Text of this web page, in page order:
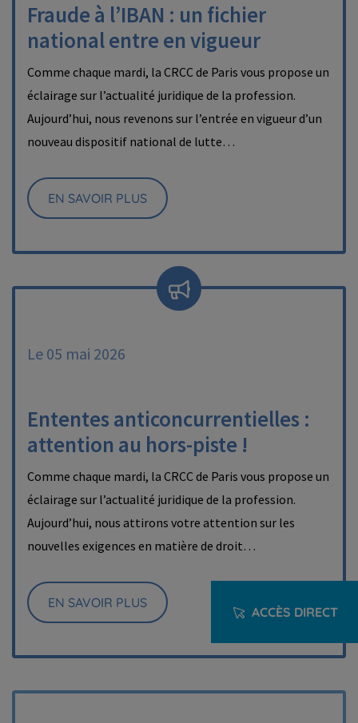
ACCÈS DIRECT
Fraude à l’IBAN : un fichier
national entre en vigueur
Comme chaque mardi, la CRCC de Paris vous propose un
éclairage sur l’actualité juridique de la profession.
Aujourd’hui, nous revenons sur l’entrée en vigueur d’un
nouveau dispositif national de lutte…
EN SAVOIR PLUS
Le 05 mai 2026
Ententes anticoncurrentielles :
attention au hors-piste !
Comme chaque mardi, la CRCC de Paris vous propose un
éclairage sur l’actualité juridique de la profession.
Aujourd’hui, nous attirons votre attention sur les
nouvelles exigences en matière de droit…
EN SAVOIR PLUS